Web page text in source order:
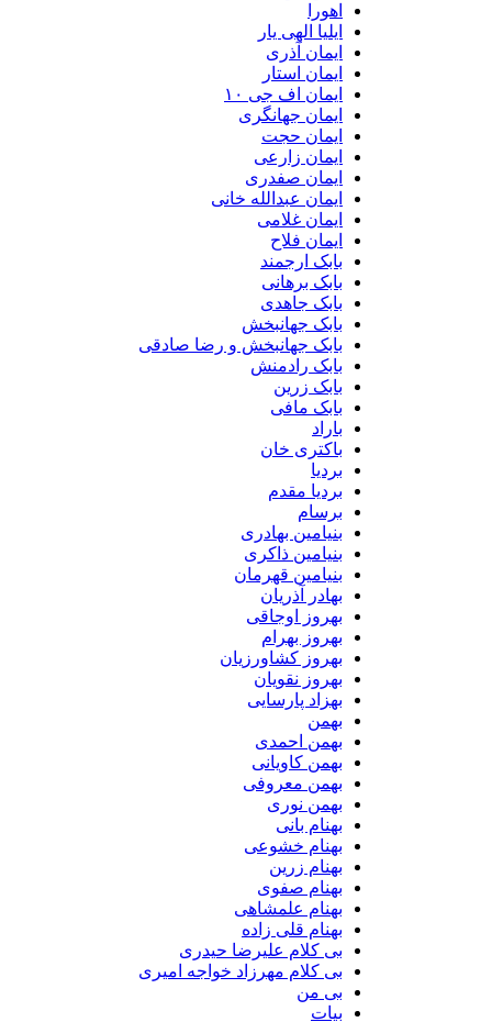
ایلیا الهی یار
ایمان آذری
ایمان استار
ایمان اف جی ۱۰
ایمان جهانگری
ایمان حجت
ایمان زارعی
ایمان صفدری
ایمان عبدالله خانی
ایمان غلامی
ایمان فلاح
بابک ارجمند
بابک برهانی
بابک جاهدی
بابک جهانبخش
بابک جهانبخش و رضا صادقی
بابک رادمنش
بابک زرین
بابک مافی
باکتری خان
بردیا مقدم
بنیامین بهادری
بنیامین ذاکری
بنیامین قهرمان
بهادر آذریان
بهروز اوجاقی
بهروز بهرام
بهروز کشاورزیان
بهروز نقویان
بهزاد پارسایی
بهمن احمدی
بهمن کاویانی
بهمن معروفی
بهمن نوری
بهنام بانی
بهنام خشوعی
بهنام زرین
بهنام صفوی
بهنام علمشاهی
بهنام قلی زاده
بی کلام علیرضا حیدری
بی کلام مهرزاد خواجه امیری